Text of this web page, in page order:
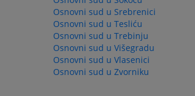
Osnovni sud u Srebrenici
Osnovni sud u Tesliću
Osnovni sud u Trebinju
Osnovni sud u Višegradu
Osnovni sud u Vlasenici
Osnovni sud u Zvorniku